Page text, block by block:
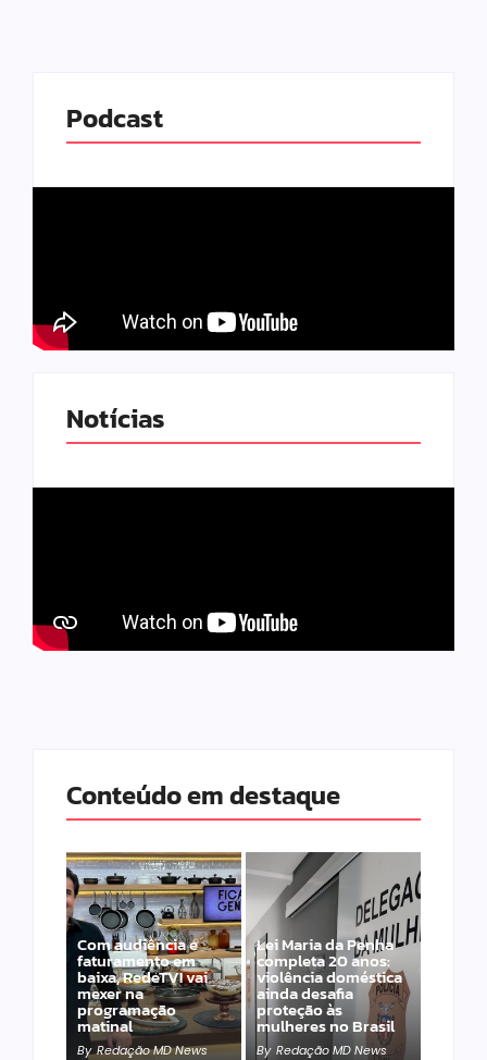
Podcast
Notícias
Conteúdo em destaque
Com audiência e
faturamento em
baixa, RedeTV! vai
mexer na
programação
matinal
By Redação MD News
Lei Maria da Penha
completa 20 anos:
violência doméstica
ainda desafia
proteção às
mulheres no Brasil
By Redação MD News